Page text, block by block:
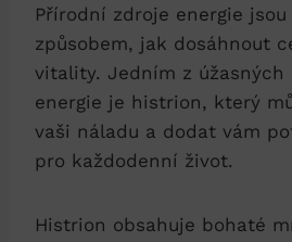
Přírodní zdroje energie jsou
způsobem, jak dosáhnout
vitality. Jedním z
energie je histrion, který
vaši náladu a dodat vám
pro každodenní život.
Histrion obsahuje bohaté